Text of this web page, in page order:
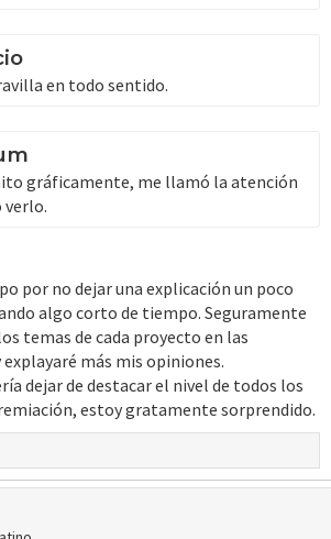
en todo sentido.
gráficamente, me llamó la atención
verlo.
por no dejar una explicación un poco
algo corto de tiempo. Seguramente
temas de cada proyecto en las
más mis opiniones.
dejar de destacar el nivel de todos los
estoy gratamente sorprendido.